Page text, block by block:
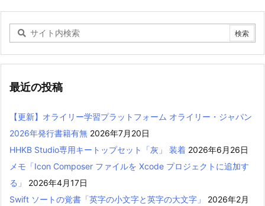
最近の投稿
【更新】オライリー学習プラットフォーム オライリー・ジャパン
2026年発行書籍有無 2026年7月20日
HHKB Studio専用キートップセット「灰」 装着 2026年6月26日
メモ「Icon Composer ファイルを Xcode プロジェクトに追加す
る」
2026年4月17日
Swift ソートの覚書「英字の小文字と英字の大文字」
2026年2月